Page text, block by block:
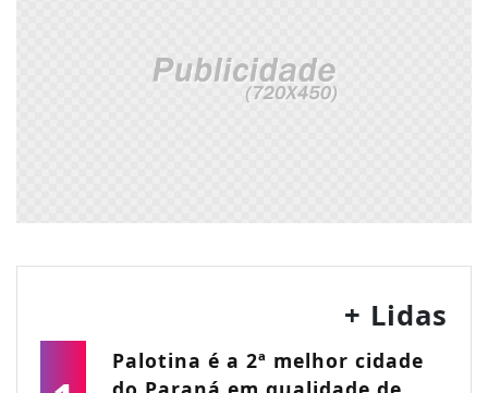
+ Lidas
Palotina é a 2ª melhor cidade